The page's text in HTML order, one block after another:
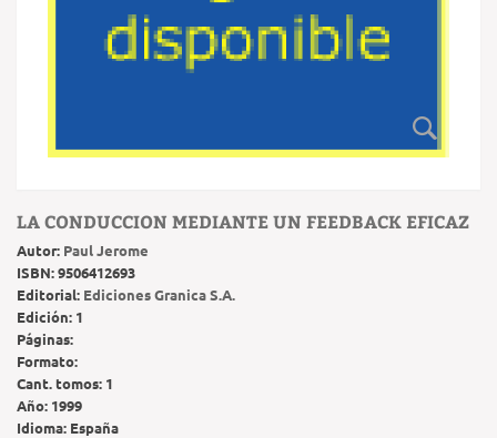
LA CONDUCCION MEDIANTE UN FEEDBACK EFICAZ
Autor: Paul Jerome
ISBN:9506412693
Editorial: Ediciones Granica S.A.
Edición: 1
Páginas:
Formato:
Cant. tomos: 1
Año: 1999
Idioma: España